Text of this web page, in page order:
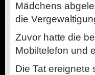
Mädchens
die
Zuvor hatte die
Mobiltelefon und
Die Tat ereignete